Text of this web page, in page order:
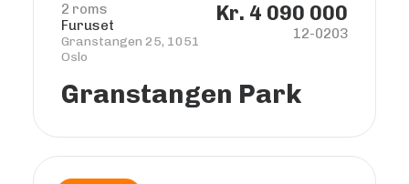
2 roms
Furuset
Granstangen 25, 1051
Oslo
Kr. 4 090 000
12-0203
Granstangen Park